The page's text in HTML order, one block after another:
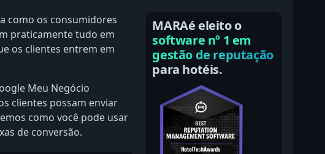
como os consumidores
praticamente tudo em
os clientes entrem em
Meu Negócio
clientes possam enviar
como você pode usar
de conversão.
MARAé eleito o
software nº 1 em
gestão de reputação
para hotéis.